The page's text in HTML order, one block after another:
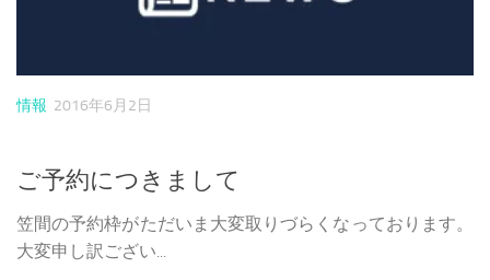
情報 2016年6月2日
ご予約につきまして
笠間の予約枠がただいま大変取りづらくなっております。
大変申し訳ござい...